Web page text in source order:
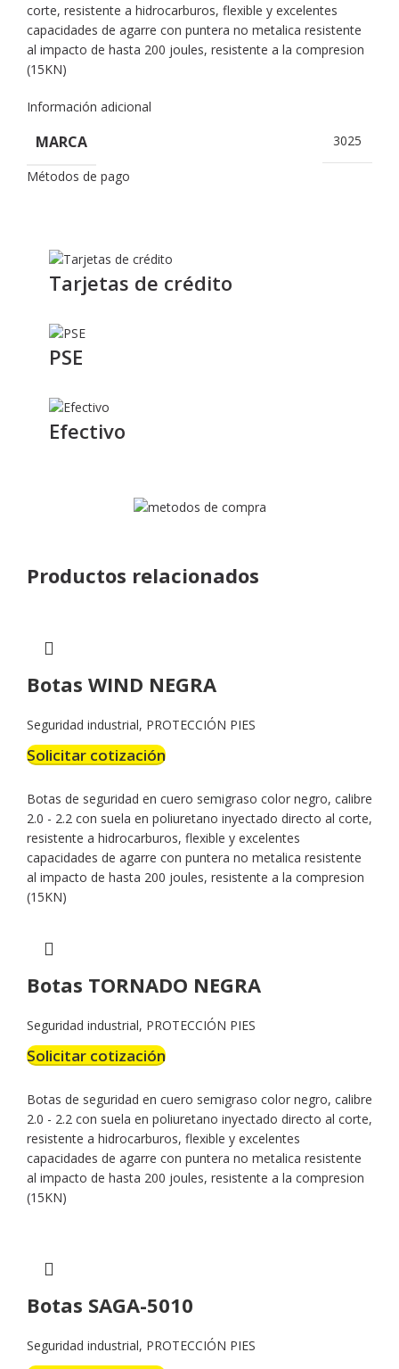
corte, resistente a hidrocarburos, flexible y excelentes
capacidades de agarre con puntera no metalica resistente
al impacto de hasta 200 joules, resistente a la compresion
(15KN)
Información adicional
MARCA 3025
Métodos de pago
Tarjetas de crédito
PSE
Efectivo
Productos relacionados
Botas WIND NEGRA
Seguridad industrial, PROTECCIÓN PIES
Solicitar cotización
Botas de seguridad en cuero semigraso color negro, calibre
2.0 - 2.2 con suela en poliuretano inyectado directo al corte,
resistente a hidrocarburos, flexible y excelentes
capacidades de agarre con puntera no metalica resistente
al impacto de hasta 200 joules, resistente a la compresion
(15KN)
Botas TORNADO NEGRA
Seguridad industrial, PROTECCIÓN PIES
Solicitar cotización
Botas de seguridad en cuero semigraso color negro, calibre
2.0 - 2.2 con suela en poliuretano inyectado directo al corte,
resistente a hidrocarburos, flexible y excelentes
capacidades de agarre con puntera no metalica resistente
al impacto de hasta 200 joules, resistente a la compresion
(15KN)
Botas SAGA-5010
Seguridad industrial, PROTECCIÓN PIES